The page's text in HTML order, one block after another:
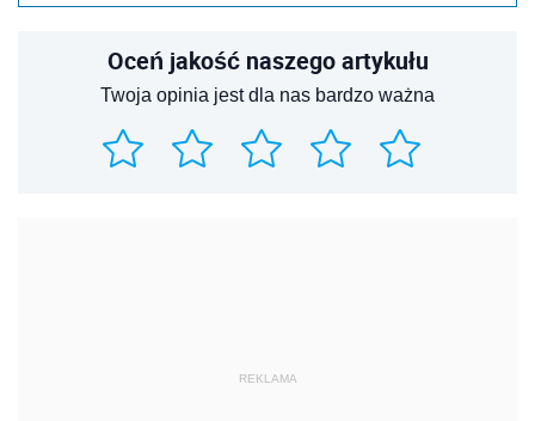
Oceń jakość naszego artykułu
Twoja opinia jest dla nas bardzo ważna
REKLAMA